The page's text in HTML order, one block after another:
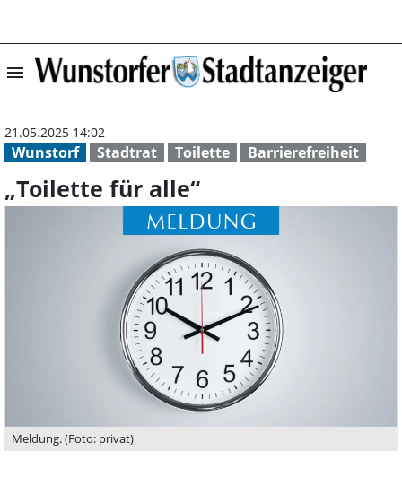
menu „Toilette für
Wunstorf Stadtrat Toilette Barrierefreiheit
21.05.2025 14:02
„Toilette für alle“
Meldung. (Foto: privat)